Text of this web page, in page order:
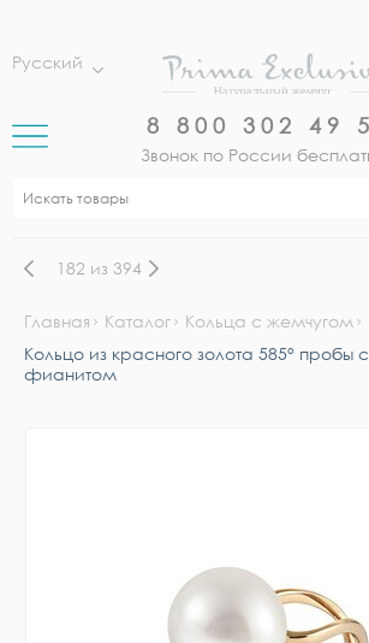
Русский
8 800 302 49
Звонок по России
182 из 394
Главная Каталог
Кольца с жемчугом
Кольцо из красного золота 585° пробы
фианитом